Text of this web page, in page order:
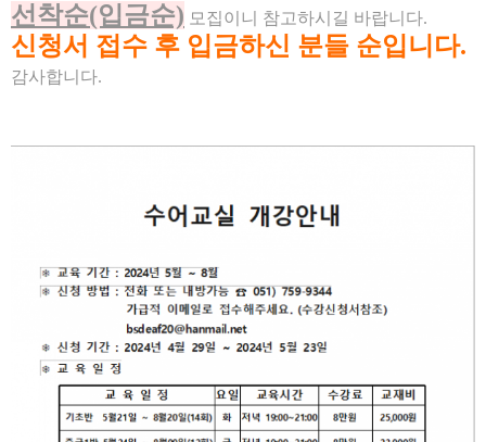
선착순(입금순) 모집이니 참고하시길 바랍니다.
신청서 접수 후 입금하신 분들 순입니다.
감사합니다.